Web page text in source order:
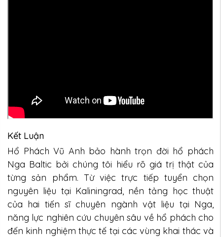
Kết Luận
Hổ Phách Vũ Anh bảo hành trọn đời hổ phách
Nga Baltic bởi chúng tôi hiểu rõ giá trị thật của
từng sản phẩm. Từ việc trực tiếp tuyển chọn
nguyên liệu tại Kaliningrad, nền tảng học thuật
của hai tiến sĩ chuyên ngành vật liệu tại Nga,
năng lực nghiên cứu chuyên sâu về hổ phách cho
đến kinh nghiệm thực tế tại các vùng khai thác và